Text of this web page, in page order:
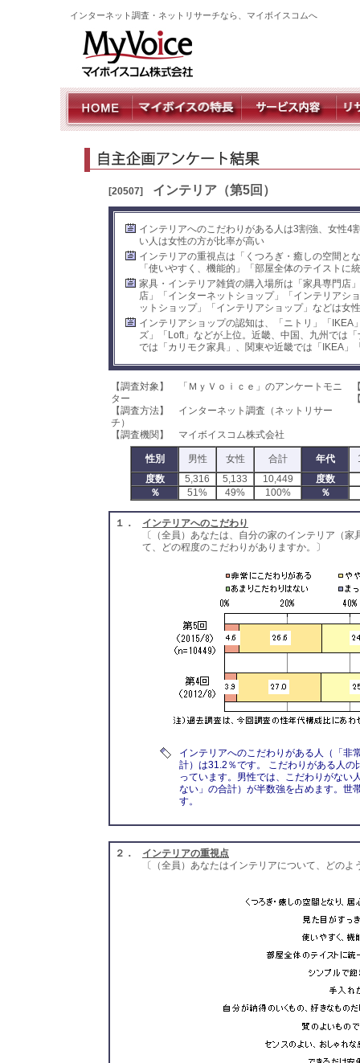
インターネット調査・ネットリサーチなら、マイボイスコムへ
[20507] インテリア（第5回）
インテリアへのこだわりがある人は3割強、女性4
い人は女性の方が比率が高い
インテリアの重視点は「くつろぎ・癒しの空間と
「使いやすく、機能的」「部屋全体のテイストに
家具・インテリア雑貨の購入場所は「家具専門店
店」「インターネットショップ」「インテリアシ
ットショップ」「インテリアショップ」などは女
インテリアショップの認知は、「ニトリ」「
ズ」「Loft」などが上位。近畿、中国、九州では
では「カリモク家具」、関東や近畿では「IKEA」
【調査対象】 「ＭｙＶｏｉｃｅ」のアンケートモニ
ター
【調査方法】 インターネット調査（ネットリサー
チ）
【調査機関】 マイボイスコム株式会社
性別 男性 女性 合計 年代
度数
5,316 5,133 10,449
度数
％
51% 49% 100% ％
１．
インテリアへのこだわり
〔（全員）あなたは、自分の家のインテリア（
て、どの程度のこだわりがありますか。〕
インテリアへのこだわりがある人（「非
計）は31.2％です。 こだわりがある人
っています。男性では、こだわりがない
ない」の合計）が半数強を占めます。世
す。
２．
インテリアの重視点
〔（全員）あなたはインテリアについて、どの